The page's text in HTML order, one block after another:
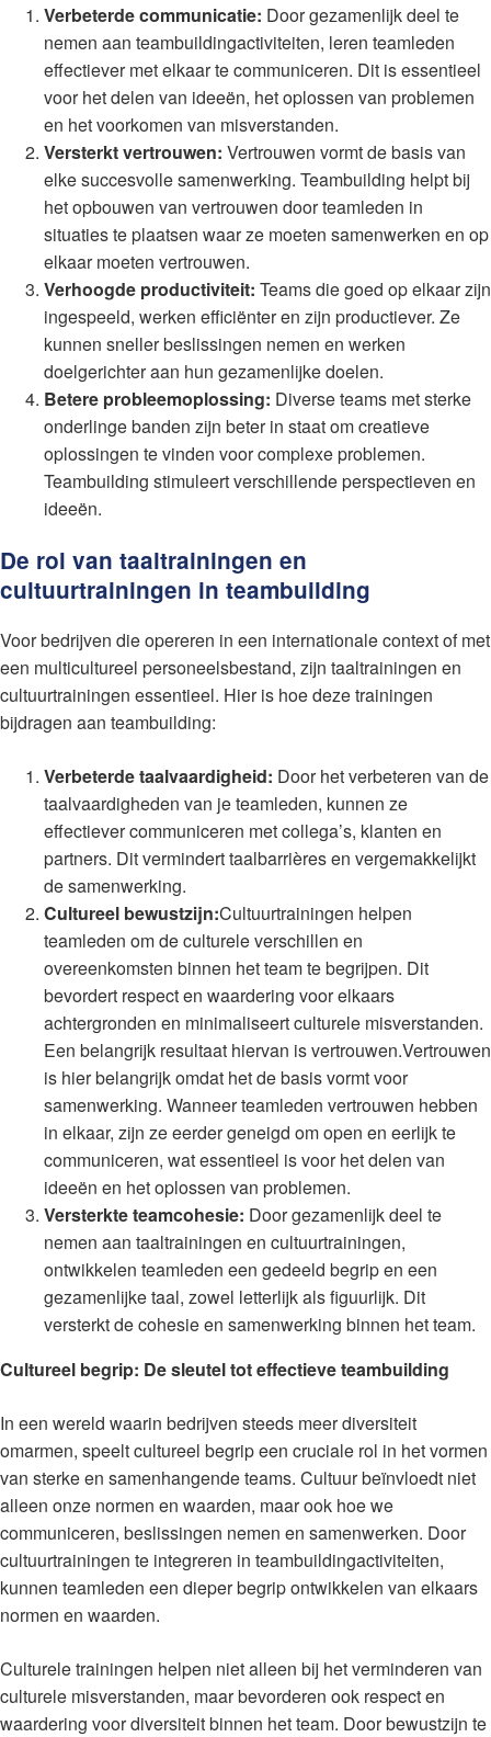
Verbeterde communicatie: Door gezamenlijk deel te
nemen aan teambuildingactiviteiten, leren teamleden
effectiever met elkaar te communiceren. Dit is essentieel
voor het delen van ideeën, het oplossen van problemen
en het voorkomen van misverstanden.
Versterkt vertrouwen: Vertrouwen vormt de basis van
elke succesvolle samenwerking. Teambuilding helpt bij
het opbouwen van vertrouwen door teamleden in
situaties te plaatsen waar ze moeten samenwerken en op
elkaar moeten vertrouwen.
Verhoogde productiviteit: Teams die goed op elkaar zijn
ingespeeld, werken efficiënter en zijn productiever. Ze
kunnen sneller beslissingen nemen en werken
doelgerichter aan hun gezamenlijke doelen.
Betere probleemoplossing: Diverse teams met sterke
onderlinge banden zijn beter in staat om creatieve
oplossingen te vinden voor complexe problemen.
Teambuilding stimuleert verschillende perspectieven en
ideeën.
De rol van taaltrainingen en
cultuurtrainingen in teambuilding
Voor bedrijven die opereren in een internationale context of met
een multicultureel personeelsbestand, zijn taaltrainingen en
cultuurtrainingen essentieel. Hier is hoe deze trainingen
bijdragen aan teambuilding:
Verbeterde taalvaardigheid: Door het verbeteren van de
taalvaardigheden van je teamleden, kunnen ze
effectiever communiceren met collega’s, klanten en
partners. Dit vermindert taalbarrières en vergemakkelijkt
de samenwerking.
Cultureel bewustzijn:Cultuurtrainingen helpen
teamleden om de culturele verschillen en
overeenkomsten binnen het team te begrijpen. Dit
bevordert respect en waardering voor elkaars
achtergronden en minimaliseert culturele misverstanden.
Een belangrijk resultaat hiervan is vertrouwen.Vertrouwen
is hier belangrijk omdat het de basis vormt voor
samenwerking. Wanneer teamleden vertrouwen hebben
in elkaar, zijn ze eerder geneigd om open en eerlijk te
communiceren, wat essentieel is voor het delen van
ideeën en het oplossen van problemen.
Versterkte teamcohesie: Door gezamenlijk deel te
nemen aan taaltrainingen en cultuurtrainingen,
ontwikkelen teamleden een gedeeld begrip en een
gezamenlijke taal, zowel letterlijk als figuurlijk. Dit
versterkt de cohesie en samenwerking binnen het team.
Cultureel begrip: De sleutel tot effectieve teambuilding
In een wereld waarin bedrijven steeds meer diversiteit
omarmen, speelt cultureel begrip een cruciale rol in het vormen
van sterke en samenhangende teams. Cultuur beïnvloedt niet
alleen onze normen en waarden, maar ook hoe we
communiceren, beslissingen nemen en samenwerken. Door
cultuurtrainingen te integreren in teambuildingactiviteiten,
kunnen teamleden een dieper begrip ontwikkelen van elkaars
normen en waarden.
Culturele trainingen helpen niet alleen bij het verminderen van
culturele misverstanden, maar bevorderen ook respect en
waardering voor diversiteit binnen het team. Door bewustzijn te